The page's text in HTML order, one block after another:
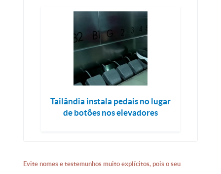
Tailândia instala pedais no lugar
de botões nos elevadores
Evite nomes e testemunhos muito explícitos, pois o seu